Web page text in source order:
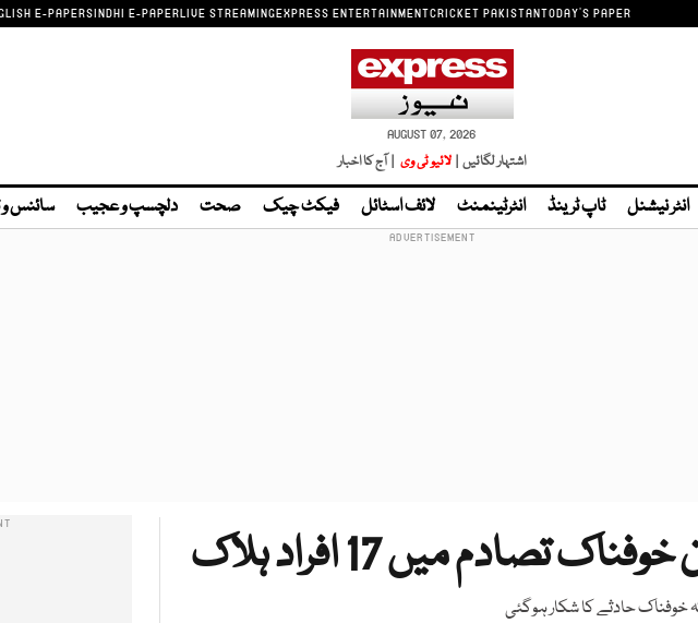
E-PAPERSINDHI E-PAPERLIVE STREAMINGEXPRESS ENTERTAINMENTCRICKET PAKISTANTODAY'S PAPER
AUGUST 07, 2026
اشتہار لگائیں | لائیو ٹی وی | آج کا اخبار
انٹر نیشنل ٹاپ ٹرینڈ انٹرٹینمنٹ لائف اسٹائل فیکٹ چیک صحت دلچسپ و عجیب سائنس و
میں 17 افراد ہلاک